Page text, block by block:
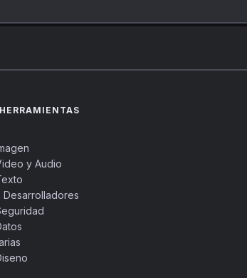
y Audio
Desarrolladores